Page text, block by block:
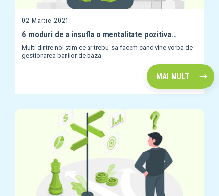
02 Martie 2021
6 moduri de a insufla o mentalitate pozitiva...
Multi dintre noi stim ce ar trebui sa facem cand vine vorba de
gestionarea banilor de baza
MAI MULT